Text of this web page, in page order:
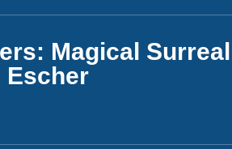
Magical
Escher